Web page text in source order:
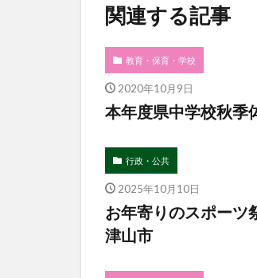
関連する記事
教育・保育・学校
2020年10月9日
本年度県中学校秋季
行政・公共
2025年10月10日
お年寄りのスポー
津山市